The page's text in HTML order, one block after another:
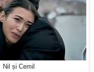
Nil și Cemil